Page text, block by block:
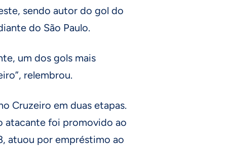
sendo autor do gol do
do São Paulo.
um dos gols mais
relembrou.
Cruzeiro em duas etapas.
atacante foi promovido ao
atuou por empréstimo ao